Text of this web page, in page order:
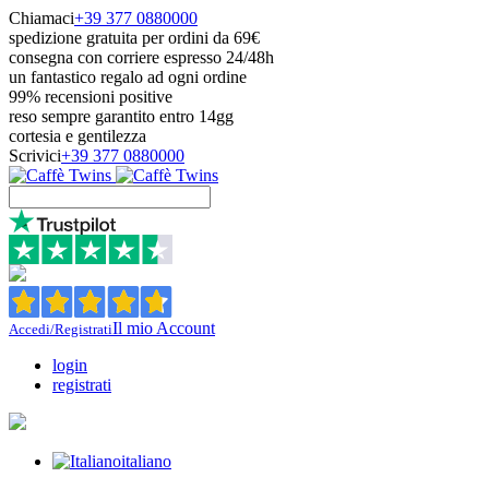
Chiamaci+39 377 0880000
spedizione gratuita per ordini da 69€
consegna con corriere espresso 24/48h
un fantastico regalo ad ogni ordine
99% recensioni positive
reso sempre garantito entro 14gg
cortesia e gentilezza
Scrivici+39 377 0880000
Accedi/RegistratiIl mio Account
login
registrati
italiano